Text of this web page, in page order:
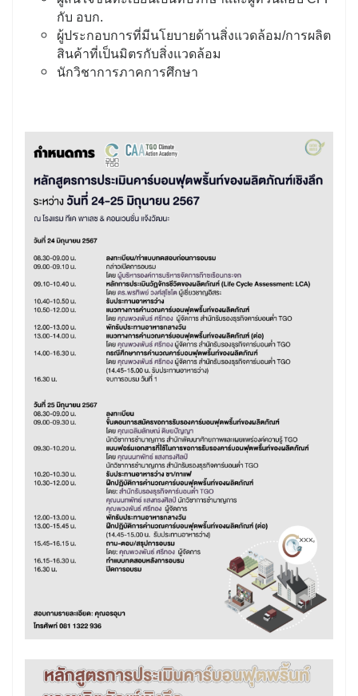
กับ อบก.
ผู้ประกอบการที่มีนโยบายด้านสิ่งแวดล้อม/การผลิต
สินค้าที่เป็นมิตรกับสิ่งแวดล้อม
นักวิชาการภาคการศึกษา